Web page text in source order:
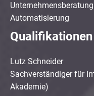
Automatisierung
Qualifikationen
Lutz Schneider
Sachverständiger für
Akademie)